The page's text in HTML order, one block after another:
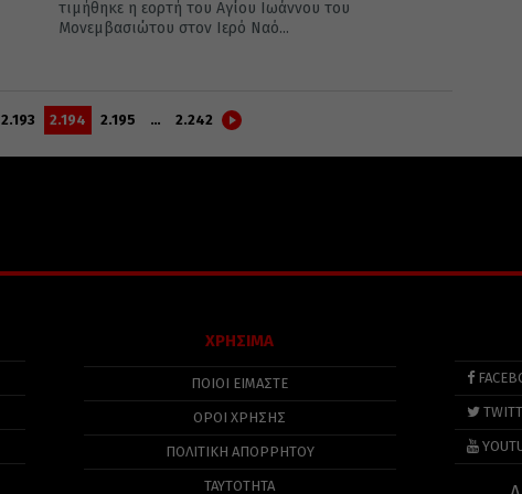
τιμήθηκε η εορτή του Αγίου Ιωάννου του
Μονεμβασιώτου στον Ιερό Ναό...
2.193 2.194 2.195 … 2.242
ΧΡΗΣΙΜΑ
ΠΟΙΟΙ ΕΙΜΑΣΤΕ
ΟΡΟΙ ΧΡΗΣΗΣ
ΠΟΛΙΤΙΚΉ ΑΠΟΡΡΉΤΟΥ
ΤΑΥΤΟΤΗΤΑ